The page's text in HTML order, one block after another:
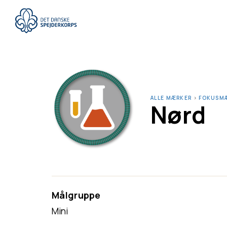
hovedindhold
ALLE MÆRKER ›
Nørd
Målgruppe
Mini